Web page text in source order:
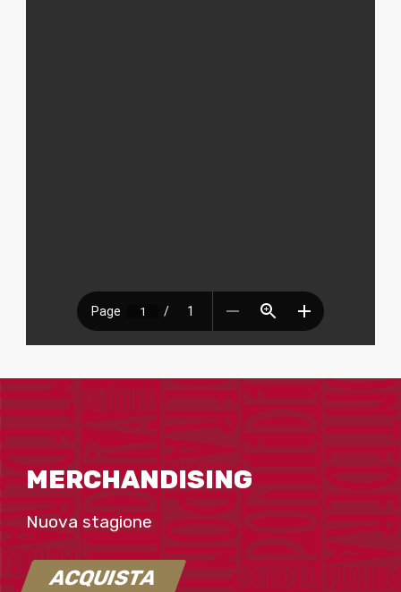
MERCHANDISING
Nuova stagione
ACQUISTA